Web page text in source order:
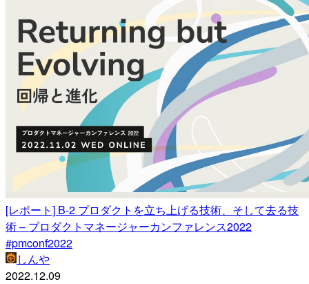
[レポート] B-2 プロダクトを立ち上げる技術、そして去る技
術 – プロダクトマネージャーカンファレンス2022
#pmconf2022
しんや
2022.12.09